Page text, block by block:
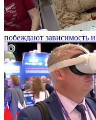
побеждают зависимость